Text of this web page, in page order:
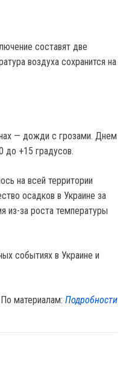
составят две
воздуха сохранится на
— дожди с грозами. Днем
до +15 градусов.
на всей территории
осадков в Украине за
из-за роста температуры
событиях в Украине и
По материалам:Подробности